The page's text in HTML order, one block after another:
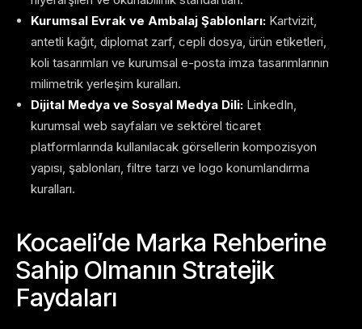
Kurumsal Evrak ve Ambalaj Şablonları: Kartvizit,
antetli kağıt, diplomat zarf, cepli dosya, ürün etiketleri,
koli tasarımları ve kurumsal e-posta imza tasarımlarının
milimetrik yerleşim kuralları.
Dijital Medya ve Sosyal Medya Dili: LinkedIn,
kurumsal web sayfaları ve sektörel ticaret
platformlarında kullanılacak görsellerin kompozisyon
yapısı, şablonları, filtre tarzı ve logo konumlandırma
kuralları.
Kocaeli’de Marka Rehberine
Sahip Olmanın Stratejik
Faydaları